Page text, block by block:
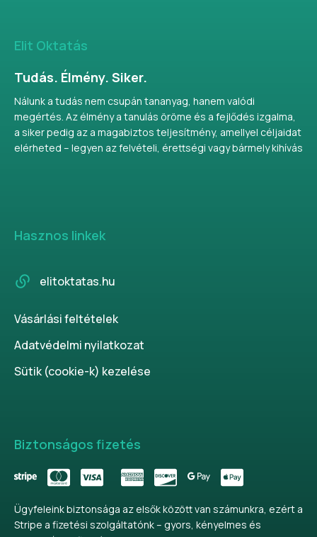
Elit Oktatás
Tudás. Élmény. Siker.
Nálunk a tudás nem csupán tananyag, hanem valódi
megértés. Az élmény a tanulás öröme és a fejlődés izgalma,
a siker pedig az a magabiztos teljesítmény, amellyel céljaidat
elérheted – legyen az felvételi, érettségi vagy bármely kihívás
Hasznos linkek
elitoktatas.hu
Vásárlási feltételek
Adatvédelmi nyilatkozat
Sütik (cookie-k) kezelése
Biztonságos fizetés
Ügyfeleink biztonsága az elsők között van számunkra, ezért a
Stripe a fizetési szolgáltatónk – gyors, kényelmes és